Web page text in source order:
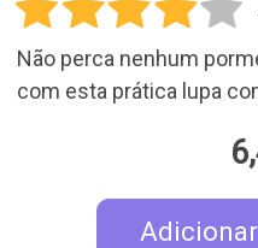
Não perca nenhum
com esta prática lupa